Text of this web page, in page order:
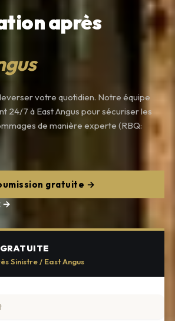
après
votre quotidien. Notre équipe
24/7 à East Angus pour sécuriser les
de manière experte (RBQ:
gratuite →
→
Sinistre / East Angus